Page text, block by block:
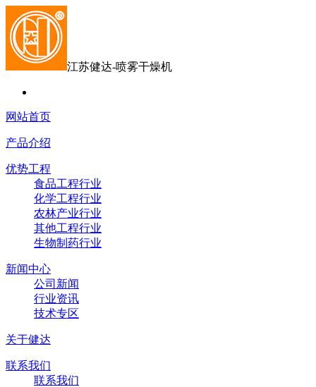
江苏健达-喷雾干燥机
网站首页
产品介绍
优势工程
食品工程行业
化学工程行业
农林产业行业
其他工程行业
生物制药行业
新闻中心
公司新闻
行业资讯
技术专区
关于健达
联系我们
联系我们